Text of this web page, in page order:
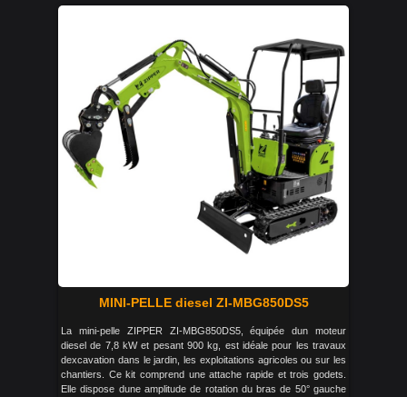
MINI-PELLE diesel ZI-MBG850DS5
La mini-pelle ZIPPER ZI-MBG850DS5, équipée dun moteur
diesel de 7,8 kW et pesant 900 kg, est idéale pour les travaux
dexcavation dans le jardin, les exploitations agricoles ou sur les
chantiers. Ce kit comprend une attache rapide et trois godets.
Elle dispose dune amplitude de rotation du bras de 50° gauche